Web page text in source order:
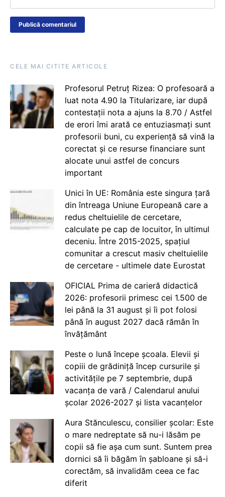
CELE MAI CITITE ARTICOLE
Profesorul Petruț Rizea: O profesoară a
luat nota 4.90 la Titularizare, iar după
contestații nota a ajuns la 8.70 / Astfel
de erori îmi arată ce entuziasmați sunt
profesorii buni, cu experiență să vină la
corectat și ce resurse financiare sunt
alocate unui astfel de concurs
important
Unici în UE: România este singura țară
din întreaga Uniune Europeană care a
redus cheltuielile de cercetare,
calculate pe cap de locuitor, în ultimul
deceniu. Între 2015-2025, spațiul
comunitar a crescut masiv cheltuielile
de cercetare - ultimele date Eurostat
OFICIAL Prima de carieră didactică
2026: profesorii primesc cei 1.500 de
lei până la 31 august și îi pot folosi
până în august 2027 dacă rămân în
învățământ
Peste o lună începe școala. Elevii și
copiii de grădiniță încep cursurile și
activitățile pe 7 septembrie, după
vacanța de vară / Calendarul anului
școlar 2026-2027 și lista vacanțelor
Aura Stănculescu, consilier școlar: Este
o mare nedreptate să nu-i lăsăm pe
copii să fie așa cum sunt. Suntem prea
dornici să îi băgăm în șabloane și să-i
corectăm, să invalidăm ceea ce fac
diferit